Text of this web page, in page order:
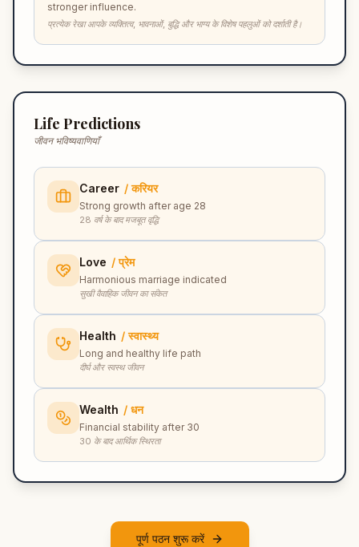
stronger influence.
प्रत्येक रेखा आपके व्यक्तित्व, भावनाओं, बुद्धि और भाग्य के विशेष पहलुओं को दर्शाती है।
Life Predictions
जीवन भविष्यवाणियाँ
Career /करियर
Strong growth after age 28
28 वर्ष के बाद मजबूत वृद्धि
Love /प्रेम
Harmonious marriage indicated
सुखी वैवाहिक जीवन का संकेत
Health /स्वास्थ्य
Long and healthy life path
दीर्घ और स्वस्थ जीवन
Wealth / धन
Financial stability after 30
30 के बाद आर्थिक स्थिरता
पूर्ण पठन शुरू करें